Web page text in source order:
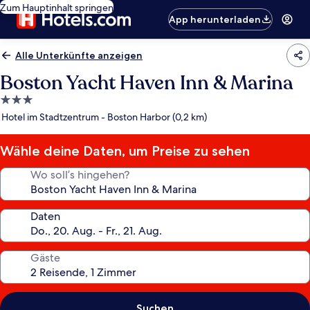
Zum Hauptinhalt springen
App herunterladen
Alle Unterkünfte anzeigen
Boston Yacht Haven Inn & Marina
3.0-
Sterne-
Hotel im Stadtzentrum - Boston Harbor (0,2 km)
Wähle deine Daten, um Preise zu sehen
Wo soll’s hingehen?
Daten
Gäste